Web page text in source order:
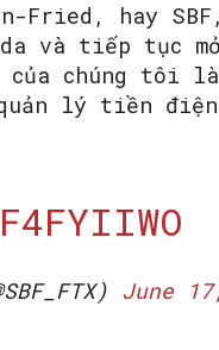
Fried, hay
và tiếp tục
của chúng
lý tiền
June